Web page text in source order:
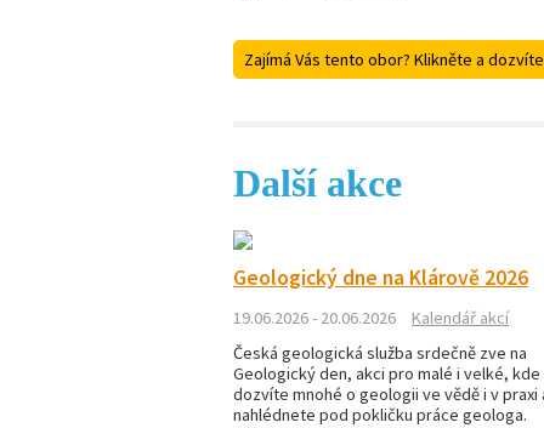
Zajímá Vás tento obor? Klikněte a
Další akce
Geologický dne na Klárově 2026
19.06.2026 - 20.06.2026
Kalendář akcí
Česká geologická služba srdečně zve na
Geologický den, akci pro malé i velké, kde
dozvíte mnohé o geologii ve vědě i v praxi
nahlédnete pod pokličku práce geologa.